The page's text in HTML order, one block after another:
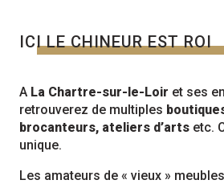
ICI LE CHINEUR EST ROI
A La Chartre-sur-le-Loir et ses
retrouverez de multiples
brocanteurs, ateliers d’arts etc.
unique.
Les amateurs de « vieux »